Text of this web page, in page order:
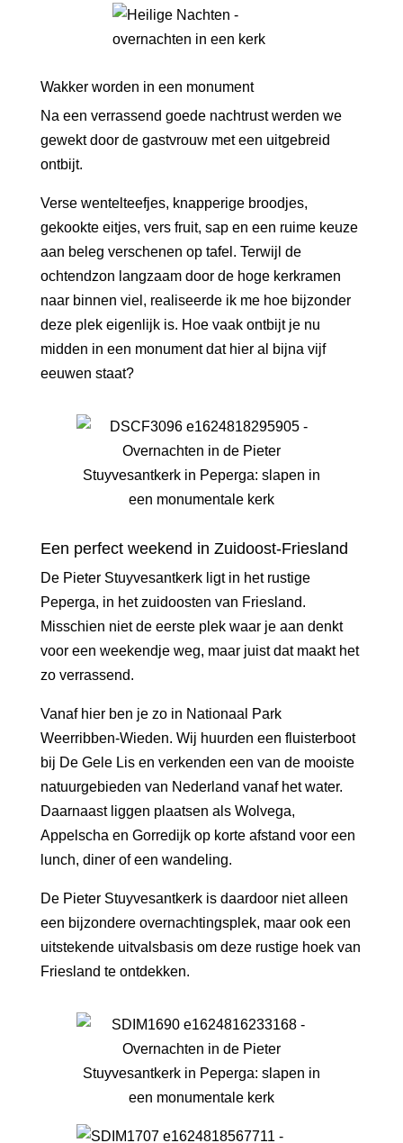
Wakker worden in een monument
Na een verrassend goede nachtrust werden we
gewekt door de gastvrouw met een uitgebreid
ontbijt.
Verse wentelteefjes, knapperige broodjes,
gekookte eitjes, vers fruit, sap en een ruime keuze
aan beleg verschenen op tafel. Terwijl de
ochtendzon langzaam door de hoge kerkramen
naar binnen viel, realiseerde ik me hoe bijzonder
deze plek eigenlijk is. Hoe vaak ontbijt je nu
midden in een monument dat hier al bijna vijf
eeuwen staat?
Een perfect weekend in Zuidoost-Friesland
De Pieter Stuyvesantkerk ligt in het rustige
Peperga, in het zuidoosten van Friesland.
Misschien niet de eerste plek waar je aan denkt
voor een weekendje weg, maar juist dat maakt het
zo verrassend.
Vanaf hier ben je zo in Nationaal Park
Weerribben-Wieden. Wij huurden een fluisterboot
bij De Gele Lis en verkenden een van de mooiste
natuurgebieden van Nederland vanaf het water.
Daarnaast liggen plaatsen als Wolvega,
Appelscha en Gorredijk op korte afstand voor een
lunch, diner of een wandeling.
De Pieter Stuyvesantkerk is daardoor niet alleen
een bijzondere overnachtingsplek, maar ook een
uitstekende uitvalsbasis om deze rustige hoek van
Friesland te ontdekken.